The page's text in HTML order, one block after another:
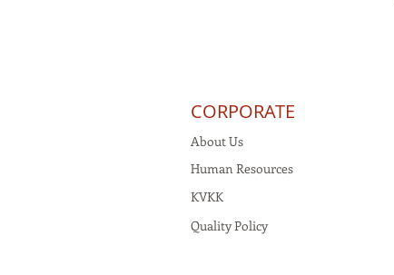
CORPORATE
About Us
Human Resources
KVKK
Quality Policy